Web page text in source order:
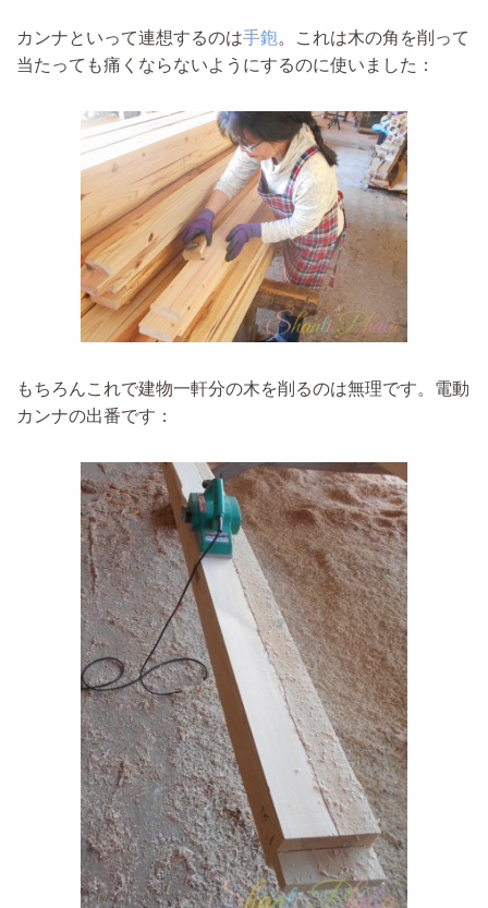
カンナといって連想するのは手鉋。これは木の角を削って
当たっても痛くならないようにするのに使いました：
もちろんこれで建物一軒分の木を削るのは無理です。電動
カンナの出番です：